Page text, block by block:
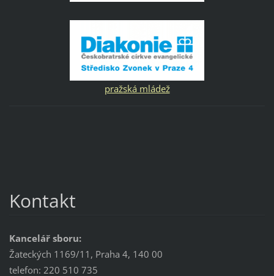
pražská mládež
Kontakt
Kancelář sboru:
Žateckých 1169/11, Praha 4, 140 00
telefon: 220 510 735